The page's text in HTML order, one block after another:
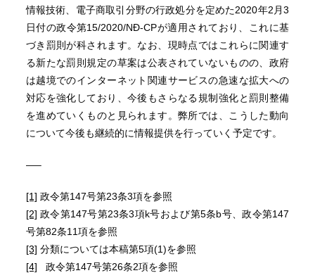
情報技術、電子商取引分野の行政処分を定めた2020年2月3
日付の政令第15/2020/NĐ-CPが適用されており、これに基
づき罰則が科されます。なお、現時点ではこれらに関連す
る新たな罰則規定の草案は公表されていないものの、政府
は越境でのインターネット関連サービスの急速な拡大への
対応を強化しており、今後もさらなる規制強化と罰則整備
を進めていくものと見られます。弊所では、こうした動向
について今後も継続的に情報提供を行っていく予定です。
—–
[1] 政令第147号第23条3項を参照
[2] 政令第147号第23条3項k号および第5条b号、政令第147
号第82条11項を参照
[3] 分類については本稿第5項(1)を参照
[4] 政令第147号第26条2項を参照